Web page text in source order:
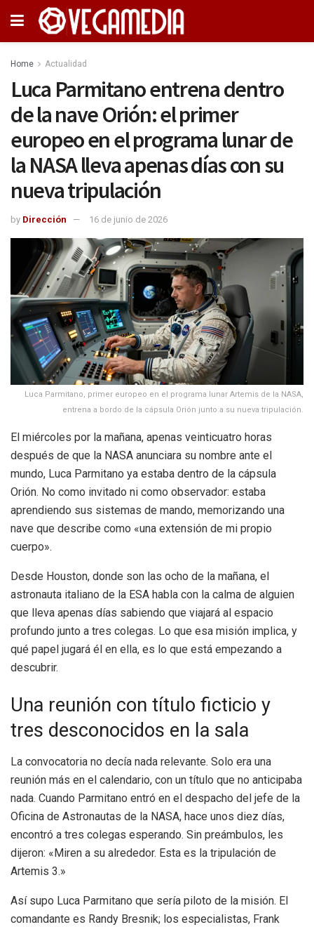
Home Actualidad
Luca Parmitano entrena dentro
de la nave Orión: el primer
europeo en el programa lunar de
la NASA lleva apenas días con su
nueva tripulación
by Dirección 16 de junio de 2026
Luca Parmitano, primer europeo en el programa lunar Artemis de la NASA,
entrena a bordo de la cápsula Orión junto a su nueva tripulación.
El miércoles por la mañana, apenas veinticuatro horas
después de que la NASA anunciara su nombre ante el
mundo, Luca Parmitano ya estaba dentro de la cápsula
Orión. No como invitado ni como observador: estaba
aprendiendo sus sistemas de mando, memorizando una
nave que describe como «una extensión de mi propio
cuerpo».
Desde Houston, donde son las ocho de la mañana, el
astronauta italiano de la ESA habla con la calma de alguien
que lleva apenas días sabiendo que viajará al espacio
profundo junto a tres colegas. Lo que esa misión implica, y
qué papel jugará él en ella, es lo que está empezando a
descubrir.
Una reunión con título ficticio y
tres desconocidos en la sala
La convocatoria no decía nada relevante. Solo era una
reunión más en el calendario, con un título que no anticipaba
nada. Cuando Parmitano entró en el despacho del jefe de la
Oficina de Astronautas de la NASA, hace unos diez días,
encontró a tres colegas esperando. Sin preámbulos, les
dijeron: «Miren a su alrededor. Esta es la tripulación de
Artemis 3.»
Así supo Luca Parmitano que sería piloto de la misión. El
comandante es Randy Bresnik; los especialistas, Frank